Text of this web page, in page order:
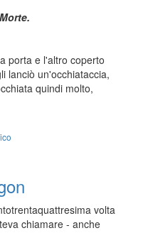
porta e l'altro coperto
lanciò un'occhiataccia,
quindi molto,
volta
chiamare - anche